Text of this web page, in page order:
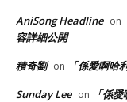
AniSong Headline on
容詳細公開
積奇劉 on
「係愛啊
Sunday Lee on
「係